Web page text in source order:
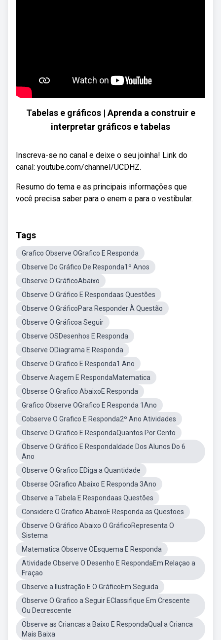
Tabelas e gráficos | Aprenda a construir e
interpretar gráficos e tabelas
Inscreva-se no canal e deixe o seu joinha! Link do
canal: youtube.com/channel/UCDHZ.
Resumo do tema e as principais informações que
você precisa saber para o enem e para o vestibular.
Tags
Grafico Observe OGrafico E Responda
Observe Do Gráfico De Responda1º Anos
Observe O GráficoAbaixo
Observe O Gráfico E Respondaas Questões
Observe O GráficoPara Responder À Questão
Observe O Gráficoa Seguir
Observe OSDesenhos E Responda
Observe ODiagrama E Responda
Observe O Grafico E Responda1 Ano
Observe Aiagem E RespondaMatematica
Obserse O Grafico AbaixoE Responda
Grafico Observe OGrafico E Responda 1Ano
Cobserve O Grafico E Responda2º Ano Atividades
Observe O Grafico E RespondaQuantos Por Cento
Observe O Gráfico E RespondaIdade Dos Alunos Do 6
Ano
Observe O Grafico EDiga a Quantidade
Obserse OGrafico Abaixo E Responda 3Ano
Observe a Tabela E Respondaas Questões
Considere O Grafico AbaixoE Responda as Questoes
Observe O Gráfico Abaixo O GráficoRepresenta O
Sistema
Matematica Observe OEsquema E Responda
Atividade Observe O Desenho E RespondaEm Relaçao a
Fraçao
Observe a Ilustração E O GráficoEm Seguida
Observe O Grafico a Seguir EClassifique Em Crescente
Ou Decrescente
Observe as Criancas a Baixo E RespondaQual a Crianca
Mais Baixa